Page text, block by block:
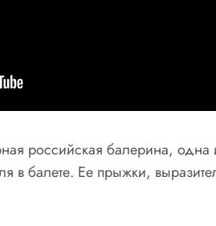
российская балерина, одна
в балете. Ее прыжки,